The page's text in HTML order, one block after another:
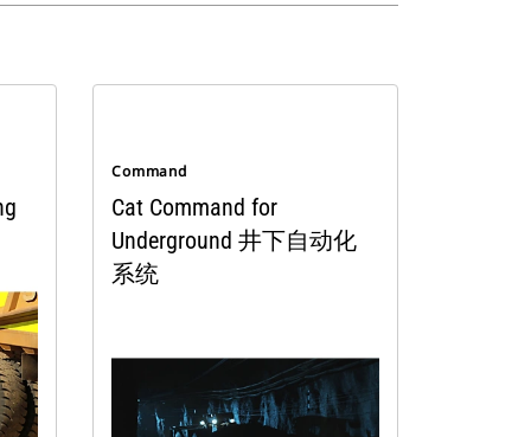
Command
Cat Command for
Underground 井下自动化
系统